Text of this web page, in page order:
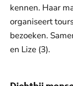
kennen. Haar
organiseert
bezoeken.
en Lize (3).